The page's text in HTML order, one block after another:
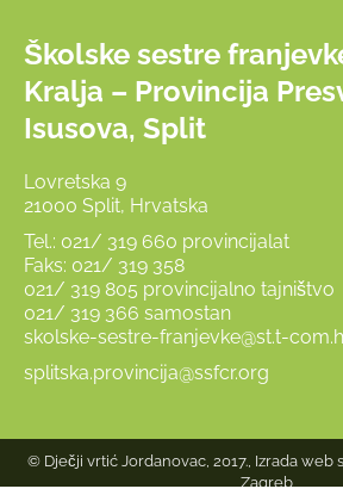
Školske sestre
Kralja – Provincija
Isusova, Split
Lovretska 9
21000 Split, Hrvatska
Tel.: 021/ 319 660 provincijalat
Faks: 021/ 319 358
021/ 319 805 provincijalno tajništvo
021/ 319 366 samostan
skolske-sestre-franjevke@st.t-
splitska.provincija@ssfcr.org
© Dječji vrtić Jordanovac, 2017., Izrada web
Zagreb